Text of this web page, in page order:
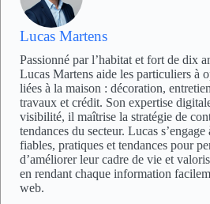
Lucas Martens
Passionné par l’habitat et fort de dix
Lucas Martens aide les particuliers à
liées à la maison : décoration,
travaux et crédit. Son expertise
visibilité, il maîtrise la stratégie de
tendances du secteur. Lucas
fiables, pratiques et tendances pour
d’améliorer leur cadre de vie et
en rendant chaque information
web.